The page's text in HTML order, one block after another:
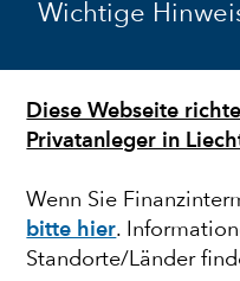
Wichtige
Diese Webseite
Privatanleger in
Wenn Sie
bitte hier.
Standorte/Länder
TECHNOLOGIE UND